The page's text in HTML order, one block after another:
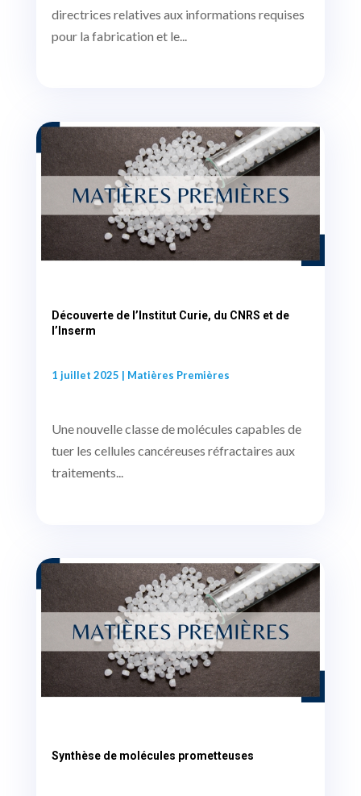
directrices relatives aux informations requises
pour la fabrication et le...
Découverte de l’Institut Curie, du CNRS et de
l’Inserm
1 juillet 2025 | Matières Premières
Une nouvelle classe de molécules capables de
tuer les cellules cancéreuses réfractaires aux
traitements...
Synthèse de molécules prometteuses